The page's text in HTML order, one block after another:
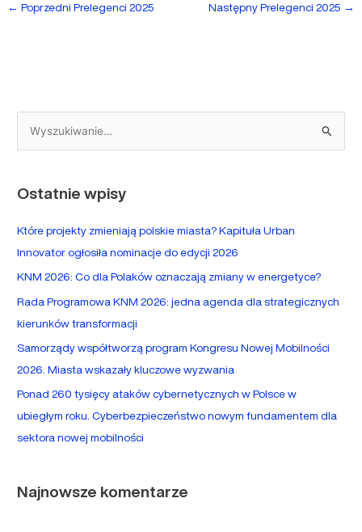
← Poprzedni Prelegenci 2025 Następny Prelegenci 2025 →
z
k
l
a
:
Ostatnie wpisy
Które projekty zmieniają polskie miasta? Kapituła Urban
Innovator ogłosiła nominacje do edycji 2026
KNM 2026: Co dla Polaków oznaczają zmiany w energetyce?
Rada Programowa KNM 2026: jedna agenda dla strategicznych
kierunków transformacji
Samorządy współtworzą program Kongresu Nowej Mobilności
2026. Miasta wskazały kluczowe wyzwania
Ponad 260 tysięcy ataków cybernetycznych w Polsce w
ubiegłym roku. Cyberbezpieczeństwo nowym fundamentem dla
sektora nowej mobilności
Najnowsze komentarze